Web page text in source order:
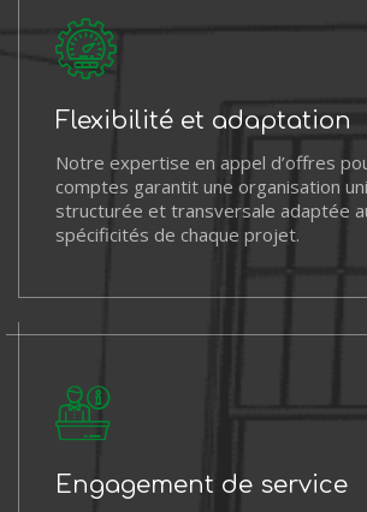
Flexibilité et adaptation
Notre expertise en appel d’offres
comptes garantit une organisation
structurée et transversale adaptée
spécificités de chaque projet.
Engagement de service